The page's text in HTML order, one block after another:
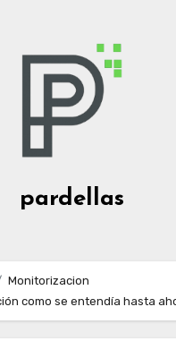
pardellas
Monitorizacion
como se entendía hasta